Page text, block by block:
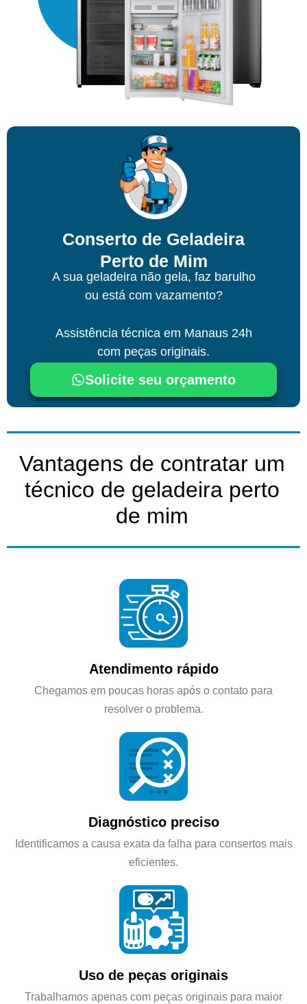
Conserto de Geladeira
Perto de Mim
A sua geladeira não gela, faz barulho
ou está com vazamento?
Assistência técnica em Manaus24h
com peças originais.
Solicite seu orçamento
Vantagens de contratar um
técnico de geladeira perto
de mim
Atendimento rápido
Chegamos em poucas horas após o contato para
resolver o problema.
Diagnóstico preciso
Identificamos a causa exata da falha para consertos mais
eficientes.
Uso de peças originais
Trabalhamos apenas com peças originais para maior